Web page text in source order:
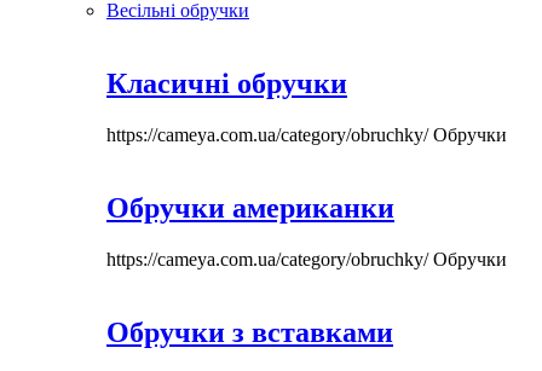
Весільні обручки
Класичні обручки
https://cameya.com.ua/category/obruchky/Обручки
Обручки американки
https://cameya.com.ua/category/obruchky/Обручки
Обручки з вставками